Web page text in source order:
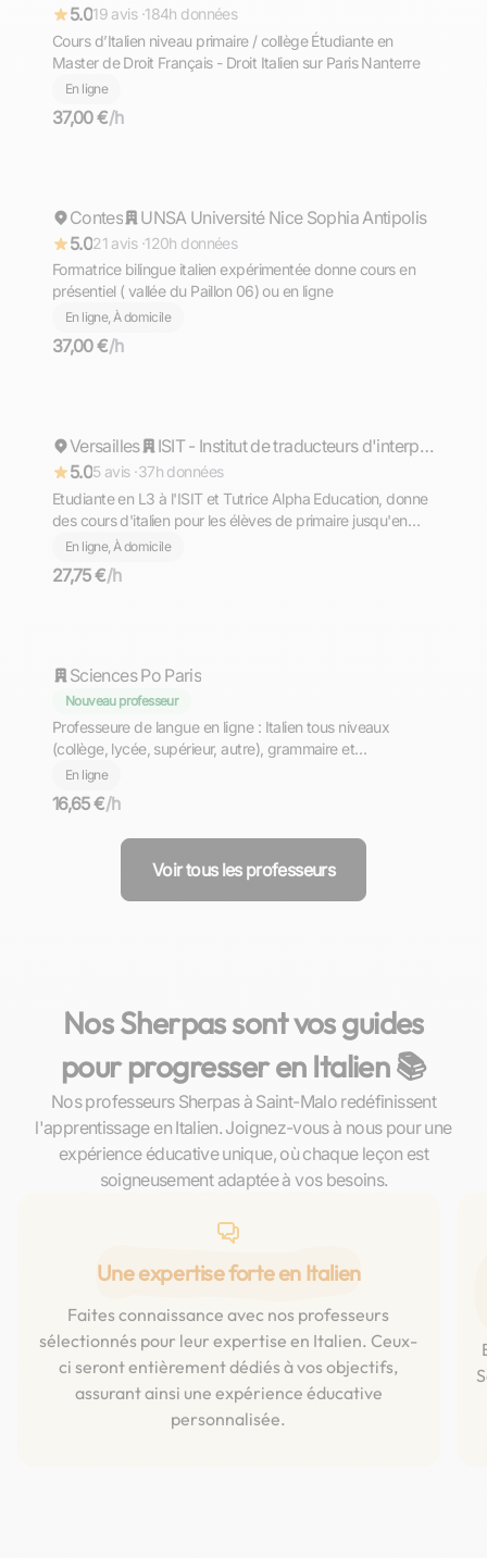
5.019 avis ·184h données
Cours d’Italien niveau primaire / collège Étudiante en
Master de Droit Français - Droit Italien sur Paris Nanterre
En ligne
37,00 €/h
Répond rapidement
Contes
UNSA Université Nice Sophia Antipolis
5.021 avis ·120h données
Formatrice bilingue italien expérimentée donne cours en
présentiel ( vallée du Paillon 06) ou en ligne
En ligne, À domicile
37,00 €/h
Répond rapidement
Versailles
ISIT - Institut de traducteurs d'interprètes et de relations internationales
5.05 avis ·37h données
Etudiante en L3 à l'ISIT et Tutrice Alpha Education, donne
des cours d'italien pour les élèves de primaire jusqu'en
études supèrieures. N'hésitez pas à me contacter en cas
de demande particulière, je serai ravie d'y répondre.
En ligne, À domicile
27,75 €/h
Sciences Po Paris
Nouveau professeur
Professeure de langue en ligne : Italien tous niveaux
(collège, lycée, supérieur, autre), grammaire et
conversation
En ligne
16,65 €/h
Voir tous les professeurs
Nos Sherpas sont vos guides
pour progresser en Italien 📚
Nos professeurs Sherpas à Saint-Malo redéfinissent
l'apprentissage en Italien. Joignez-vous à nous pour une
expérience éducative unique, où chaque leçon est
soigneusement adaptée à vos besoins.
Une expertise forte en Italien
Faites connaissance avec nos professeurs
sélectionnés pour leur expertise en Italien. Ceux-
ci seront entièrement dédiés à vos objectifs,
assurant ainsi une expérience éducative
personnalisée.